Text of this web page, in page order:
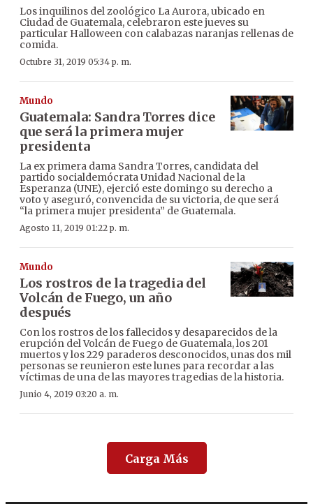
Los inquilinos del zoológico La Aurora, ubicado en
Ciudad de Guatemala, celebraron este jueves su
particular Halloween con calabazas naranjas rellenas de
comida.
Octubre 31, 2019 05:34 p. m.
Mundo
Guatemala: Sandra Torres dice
que será la primera mujer
presidenta
La ex primera dama Sandra Torres, candidata del
partido socialdemócrata Unidad Nacional de la
Esperanza (UNE), ejerció este domingo su derecho a
voto y aseguró, convencida de su victoria, de que será
“la primera mujer presidenta” de Guatemala.
Agosto 11, 2019 01:22 p. m.
Mundo
Los rostros de la tragedia del
Volcán de Fuego, un año
después
Con los rostros de los fallecidos y desaparecidos de la
erupción del Volcán de Fuego de Guatemala, los 201
muertos y los 229 paraderos desconocidos, unas dos mil
personas se reunieron este lunes para recordar a las
víctimas de una de las mayores tragedias de la historia.
Junio 4, 2019 03:20 a. m.
Carga Más